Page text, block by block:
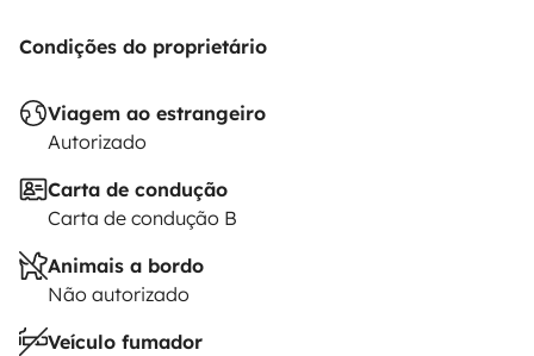
Condições do proprietário
Viagem ao estrangeiro
Autorizado
Carta de condução
Carta de condução B
Animais a bordo
Não autorizado
Veículo fumador